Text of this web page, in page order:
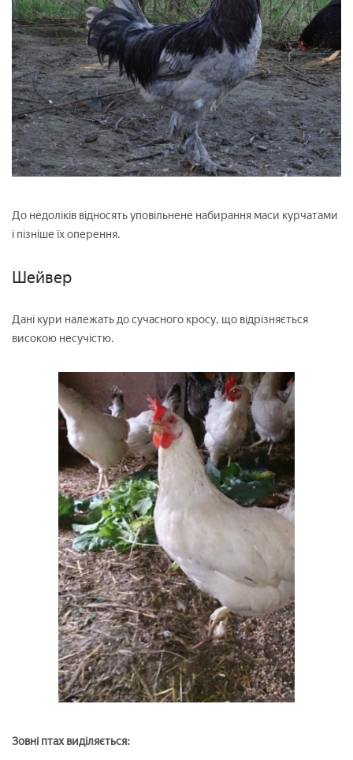
До недоліків відносять уповільнене набирання маси курчатами
і пізніше їх оперення.
Шейвер
Дані кури належать до сучасного кросу, що відрізняється
високою несучістю.
Зовні птах виділяється: